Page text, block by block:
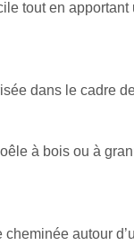
tout en
dans le cadre
à bois ou à
autour